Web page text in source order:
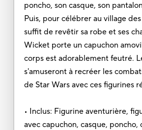
poncho, son casque, son
Puis, pour célébrer au village
suffit de revêtir sa robe et ses
Wicket porte un capuchon
corps est adorablement feutré.
s'amuseront à recréer les
de Star Wars avec ces figurines
• Inclus: Figurine aventurière,
avec capuchon, casque, poncho,